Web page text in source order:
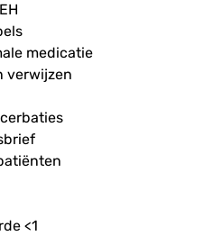
medicatie
verwijzen
<1